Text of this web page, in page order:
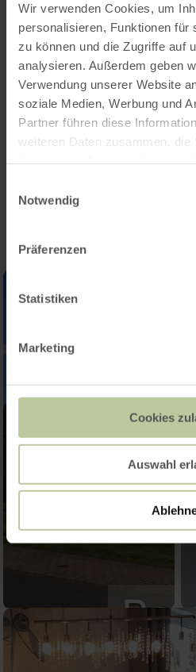
Wir verwenden Cookies, um
personalisieren, Funktionen für
zu können und die Zugriffe auf
analysieren. Außerdem geben
Verwendung unserer Website
soziale Medien, Werbung und
Partner führen diese
weiteren Daten zusammen, die
Notwendig
Präferenzen
Statistiken
Marketing
Cookies
Auswahl